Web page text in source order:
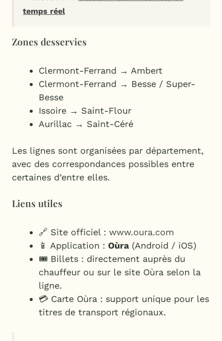
temps réel
Zones desservies
Clermont-Ferrand → Ambert
Clermont-Ferrand → Besse / Super-
Besse
Issoire → Saint-Flour
Aurillac → Saint-Céré
Les lignes sont organisées par département,
avec des correspondances possibles entre
certaines d’entre elles.
Liens utiles
🔗 Site officiel : www.oura.com
📱 Application : Oùra(Android / iOS)
🎟️ Billets : directement auprès du
chauffeur ou sur le site Oùra selon la
ligne.
💳 Carte Oùra : support unique pour les
titres de transport régionaux.